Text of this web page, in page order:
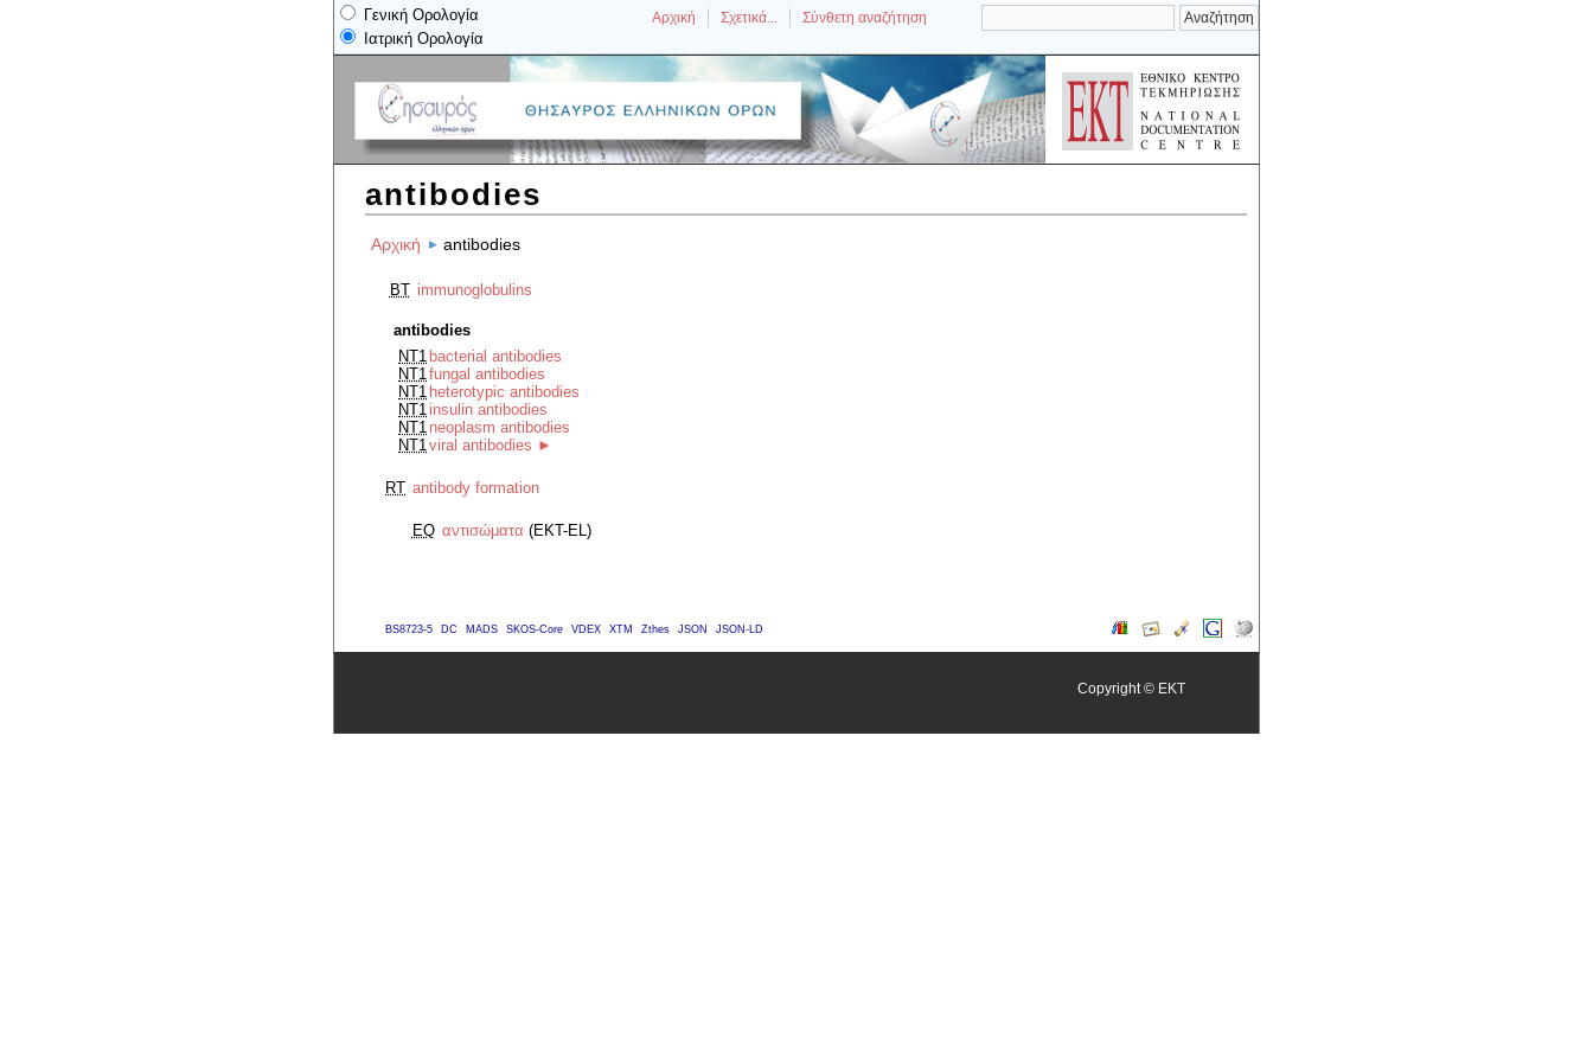
Γενική Ορολογία
Ιατρική Ορολογία
Αρχική Σχετικά... Σύνθετη αναζήτηση
antibodies
Αρχική antibodies
BT immunoglobulins
antibodies
NT1 bacterial antibodies
NT1 fungal antibodies
NT1 heterotypic antibodies
NT1 insulin antibodies
NT1 neoplasm antibodies
NT1 viral antibodies ►
RT antibody formation
EQ αντισώματα (EKT-EL)
BS8723-5 DC MADS SKOS-Core VDEX XTM Zthes JSON JSON-LD
Copyright © EKT